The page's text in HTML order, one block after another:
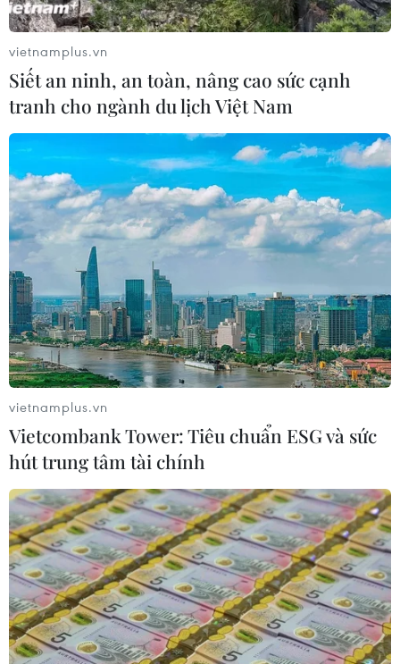
vietnamplus.vn
Siết an ninh, an toàn, nâng cao sức cạnh
tranh cho ngành du lịch Việt Nam
vietnamplus.vn
Vietcombank Tower: Tiêu chuẩn ESG và sức
hút trung tâm tài chính